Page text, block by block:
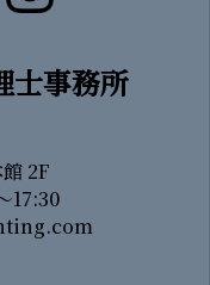
士事務所
2F
17:30